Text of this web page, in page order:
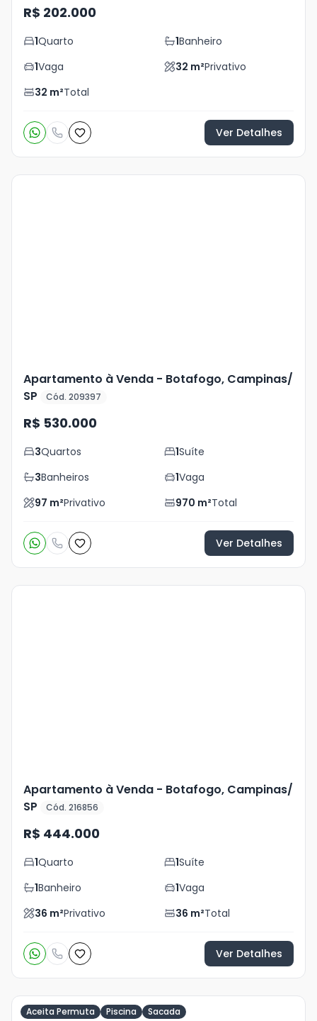
R$ 202.000
1Quarto 1Banheiro
1Vaga 32 m²Privativo
32 m²Total
Ver Detalhes
Apartamento à Venda - Botafogo, Campinas/
SP
Cód. 209397
R$ 530.000
3Quartos 1Suíte
3Banheiros 1Vaga
97 m²Privativo 970 m²Total
Ver Detalhes
Apartamento à Venda - Botafogo, Campinas/
SP
Cód. 216856
R$ 444.000
1Quarto 1Suíte
1Banheiro 1Vaga
36 m²Privativo 36 m²Total
Ver Detalhes
Aceita Permuta Piscina Sacada